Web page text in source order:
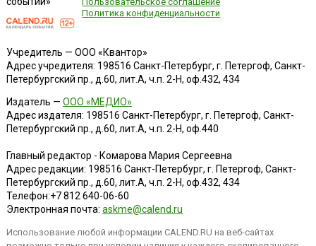
Политика конфиденциальности
Учредитель — ООО «Квантор»
Адрес учредителя: 198516 Санкт-Петербург, г. Петергоф, Санкт-
Петербургский пр., д.60, лит.А, ч.п. 2-Н, оф.432, 434
Издатель — ООО «МЕДИО»
Адрес издателя: 198516 Санкт-Петербург, г. Петергоф, Санкт-
Петербургский пр., д.60, лит.А, ч.п. 2-Н, оф.440
Главный редактор - Комарова Мария Сергеевна
Адрес редакции: 198516 Санкт-Петербург, г. Петергоф, Санкт-
Петербургский пр., д.60, лит.А, ч.п. 2-Н, оф.432, 434
Телефон:+7 812 640-06-60
Электронная почта: askme@calend.ru
Использование любой информации CALEND.RU на веб-сайтах